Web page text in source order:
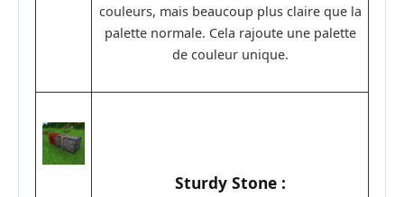
couleurs, mais beaucoup plus claire que la
palette normale. Cela rajoute une palette
de couleur unique.
Sturdy Stone :